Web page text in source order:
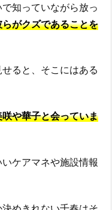
知っていながら放っ
らがクズであることを
ると、そこにはある
咲や華子と会っていま
ケアマネや施設情報